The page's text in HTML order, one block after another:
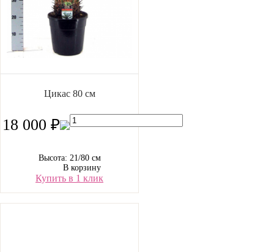
Цикас 80 см
18 000 ₽
Высота: 21/80 см
В корзину
Купить в 1 клик